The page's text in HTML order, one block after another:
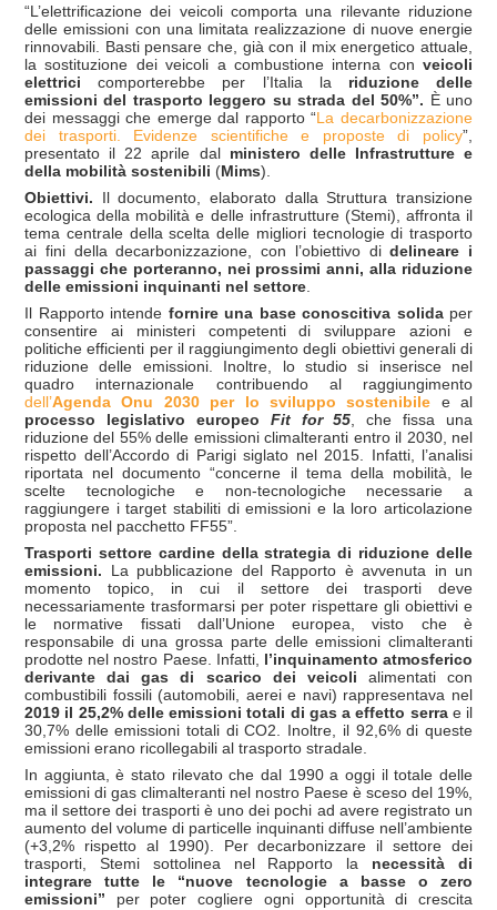
“L’elettrificazione dei veicoli comporta una rilevante riduzione
delle emissioni con una limitata realizzazione di nuove energie
rinnovabili. Basti pensare che, già con il mix energetico attuale,
la sostituzione dei veicoli a combustione interna con veicoli
elettrici comporterebbe per l’Italia la riduzione delle
emissioni del trasporto leggero su strada del 50%”. È uno
dei messaggi che emerge dal rapporto “La decarbonizzazione
dei trasporti. Evidenze scientifiche e proposte di policy”,
presentato il 22 aprile dal ministero delle Infrastrutture e
della mobilità sostenibili (Mims).
Obiettivi. Il documento, elaborato dalla Struttura transizione
ecologica della mobilità e delle infrastrutture (Stemi), affronta il
tema centrale della scelta delle migliori tecnologie di trasporto
ai fini della decarbonizzazione, con l’obiettivo didelineare i
passaggi che porteranno, nei prossimi anni, alla riduzione
delle emissioni inquinanti nel settore
Il Rapporto intende fornire una base conoscitiva solidaper
consentire ai ministeri competenti di sviluppare azioni e
politiche efficienti per il raggiungimento degli obiettivi generali di
riduzione delle emissioni. Inoltre, lo studio si inserisce nel
quadro internazionale contribuendo al raggiungimento
dell’Agenda Onu 2030 per lo sviluppo sostenibile
e al
processo legislativo europeo Fit for 55 , che fissa una
riduzione del 55% delle emissioni climalteranti entro il 2030, nel
rispetto dell’Accordo di Parigi siglato nel 2015. Infatti, l’analisi
riportata nel documento “concerne il tema della mobilità, le
scelte tecnologiche e non-tecnologiche necessarie a
raggiungere i target stabiliti di emissioni e la loro articolazione
proposta nel pacchetto FF55”.
Trasporti settore cardine della strategia di riduzione delle
emissioni. La pubblicazione del Rapporto è avvenuta in un
momento topico, in cui il settore dei trasporti deve
necessariamente trasformarsi per poter rispettare gli obiettivi e
le normative fissati dall’Unione europea, visto che è
responsabile di una grossa parte delle emissioni climalteranti
prodotte nel nostro Paese. Infatti, l’inquinamento atmosferico
derivante dai gas di scarico dei veicoli alimentati con
combustibili fossili (automobili, aerei e navi) rappresentava nel
2019 il 25,2% delle emissioni totali di gas a effetto serrae il
30,7% delle emissioni totali di CO2. Inoltre, il 92,6% di queste
emissioni erano ricollegabili al trasporto stradale.
In aggiunta, è stato rilevato che dal 1990 a oggi il totale delle
emissioni di gas climalteranti nel nostro Paese è sceso del 19%,
ma il settore dei trasporti è uno dei pochi ad avere registrato un
aumento del volume di particelle inquinanti diffuse nell’ambiente
(+3,2% rispetto al 1990). Per decarbonizzare il settore dei
trasporti, Stemi sottolinea nel Rapporto la necessità di
integrare tutte le “nuove tecnologie a basse o zero
emissioni” per poter cogliere ogni opportunità di crescita